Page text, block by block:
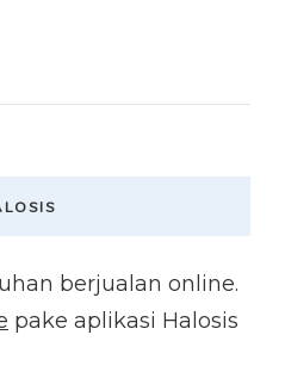
berjualan online.
pake aplikasi Halosis